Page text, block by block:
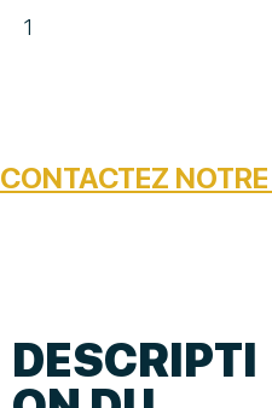
1
CONTACTEZ
DESCRIPTI